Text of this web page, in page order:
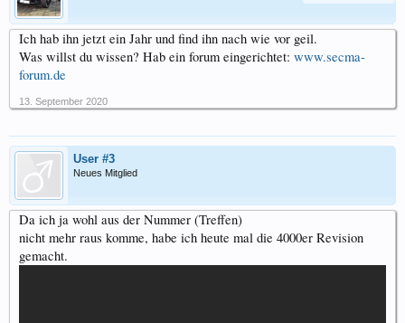
Ich hab ihn jetzt ein Jahr und find ihn nach wie vor geil.
Was willst du wissen? Hab ein forum eingerichtet: www.secma-
forum.de
13. September 2020
User #3
Neues Mitglied
Da ich ja wohl aus der Nummer (Treffen)
nicht mehr raus komme, habe ich heute mal die 4000er Revision
gemacht.